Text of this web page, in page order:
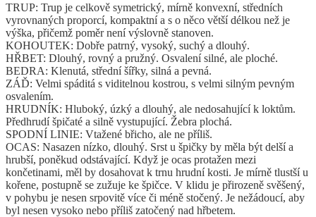
TRUP: Trup je celkově symetrický, mírně konvexní, středních
vyrovnaných proporcí, kompaktní a s o něco větší délkou než je
výška, přičemž poměr není výslovně stanoven.
KOHOUTEK: Dobře patrný, vysoký, suchý a dlouhý.
HŘBET: Dlouhý, rovný a pružný. Osvalení silné, ale ploché.
BEDRA: Klenutá, střední šířky, silná a pevná.
ZÁĎ: Velmi spáditá s viditelnou kostrou, s velmi silným pevným
osvalením.
HRUDNÍK: Hluboký, úzký a dlouhý, ale nedosahující k loktům.
Předhrudí špičaté a silně vystupující. Žebra plochá.
SPODNÍ LINIE: Vtažené břicho, ale ne příliš.
OCAS: Nasazen nízko, dlouhý. Srst u špičky by měla být delší a
hrubší, poněkud odstávající. Když je ocas protažen mezi
končetinami, měl by dosahovat k trnu hrudní kosti. Je mírně tlustší u
kořene, postupně se zužuje ke špičce. V klidu je přirozeně svěšený,
v pohybu je nesen srpovitě více či méně stočený. Je nežádoucí, aby
byl nesen vysoko nebo příliš zatočený nad hřbetem.